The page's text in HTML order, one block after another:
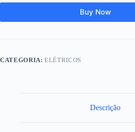
Buy Now
CATEGORIA:ELÉTRICOS
Descrição